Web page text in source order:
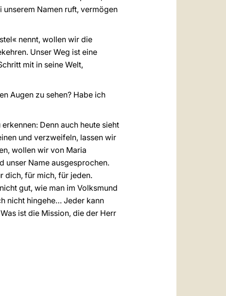
Namen ruft, vermögen
nennt, wollen wir die
Unser Weg ist eine
mit in seine Welt,
Augen zu sehen? Habe ich
Denn auch heute sieht
und verzweifeln, lassen wir
wollen wir von Maria
unser Name ausgesprochen.
dich, für mich, für jeden.
gut, wie man im Volksmund
nicht hingehe… Jeder kann
ist die Mission, die der Herr